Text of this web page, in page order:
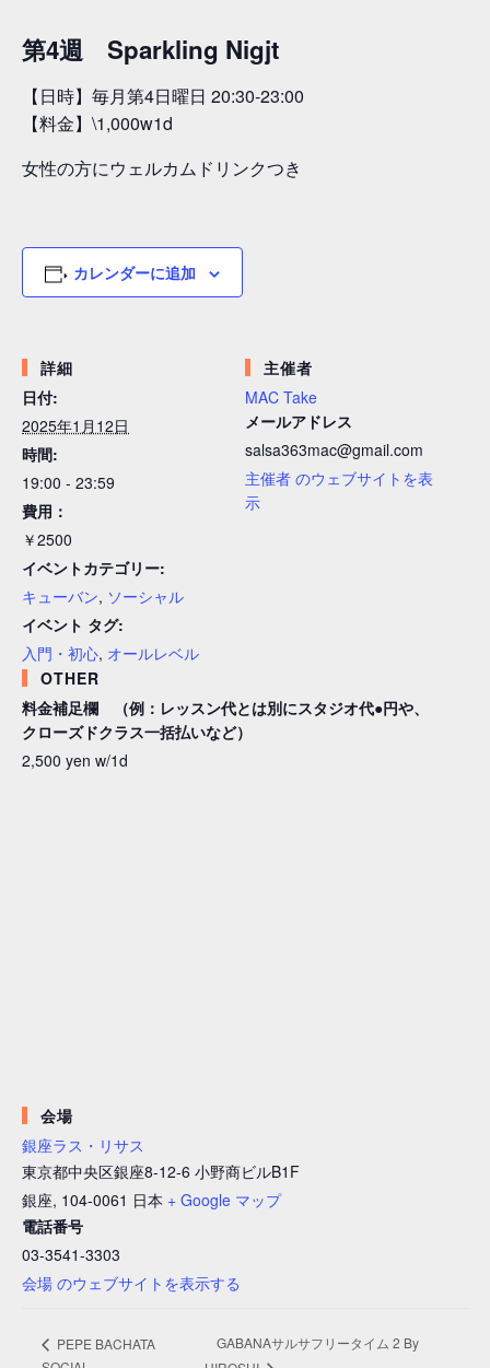
第4週 Sparkling Nigjt
【日時】毎月第4日曜日 20:30-23:00
【料金】\1,000w1d
女性の方にウェルカムドリンクつき
カレンダーに追加
詳細
日付:
2025年1月12日
時間:
19:00 - 23:59
費用：
￥2500
イベントカテゴリー:
キューバン, ソーシャル
イベント タグ:
入門・初心, オールレベル
主催者
MAC Take
メールアドレス
salsa363mac@gmail.com
主催者 のウェブサイトを表
示
OTHER
料金補足欄 （例：レッスン代とは別にスタジオ代●円や、
クローズドクラス一括払いなど）
2,500 yen w/1d
会場
銀座ラス・リサス
東京都中央区銀座8-12-6 小野商ビルB1F
銀座, 104-0061 日本 + Google マップ
電話番号
03-3541-3303
会場 のウェブサイトを表示する
PEPE BACHATA
GABANAサルサフリータイム 2 By